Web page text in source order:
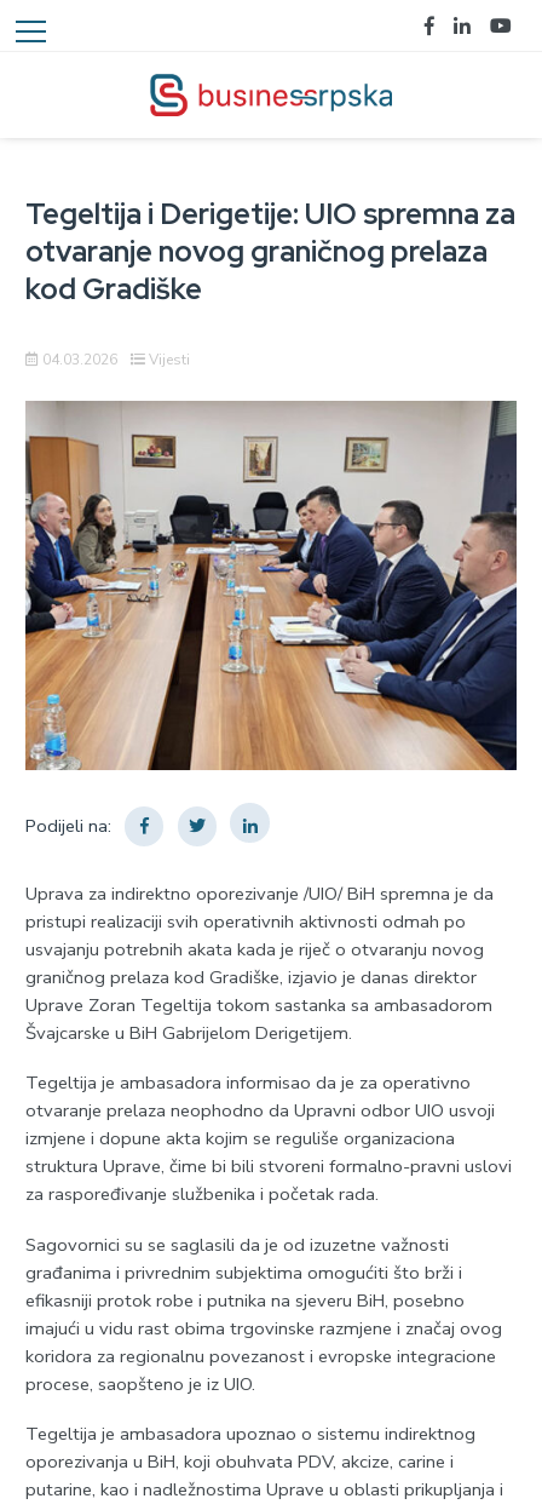
Tegeltija i Derigetije: UIO spremna za
otvaranje novog graničnog prelaza
kod Gradiške
04.03.2026 Vijesti
Podijeli na:
Uprava za indirektno oporezivanje /UIO/ BiH spremna je da
pristupi realizaciji svih operativnih aktivnosti odmah po
usvajanju potrebnih akata kada je riječ o otvaranju novog
graničnog prelaza kod Gradiške, izjavio je danas direktor
Uprave Zoran Tegeltija tokom sastanka sa ambasadorom
Švajcarske u BiH Gabrijelom Derigetijem.
Tegeltija je ambasadora informisao da je za operativno
otvaranje prelaza neophodno da Upravni odbor UIO usvoji
izmjene i dopune akta kojim se reguliše organizaciona
struktura Uprave, čime bi bili stvoreni formalno-pravni uslovi
za raspoređivanje službenika i početak rada.
Sagovornici su se saglasili da je od izuzetne važnosti
građanima i privrednim subjektima omogućiti što brži i
efikasniji protok robe i putnika na sjeveru BiH, posebno
imajući u vidu rast obima trgovinske razmjene i značaj ovog
koridora za regionalnu povezanost i evropske integracione
procese, saopšteno je iz UIO.
Tegeltija je ambasadora upoznao o sistemu indirektnog
oporezivanja u BiH, koji obuhvata PDV, akcize, carine i
putarine, kao i nadležnostima Uprave u oblasti prikupljanja i